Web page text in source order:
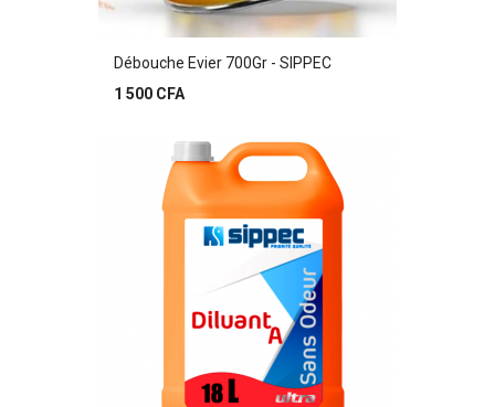
Débouche Evier 700Gr - SIPPEC
Prix
1 500 CFA